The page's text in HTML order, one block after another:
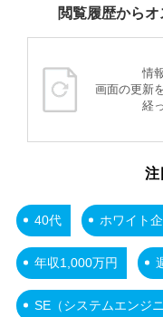
閲覧履歴から
情
画面の更新
経
注
40代 ホワイト
年収1,000万円
SE（システムエンジニ